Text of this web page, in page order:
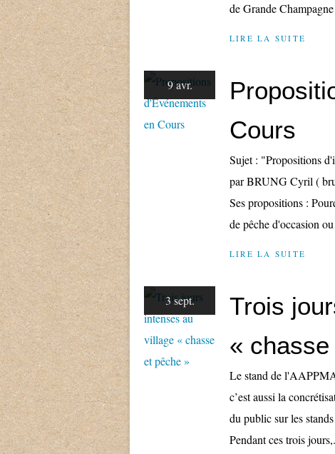
de Grande
LIRE LA SUITE
9 avr.
Cours
Sujet : "Propositions
par BRUNG Cyril (
Ses propositions :
de pêche d'occasion
LIRE LA SUITE
3 sept.
Trois
«
Le stand de
c’est aussi la
du public sur les
Pendant ces trois